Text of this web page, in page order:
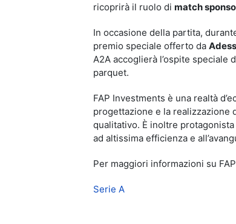
ricoprirà il ruolo di match
In occasione della partita,
premio speciale offerto da
A2A accoglierà l’ospite speciale
parquet.
FAP Investments è una realtà
progettazione e la realizzazione
qualitativo. È inoltre
ad altissima efficienza e
Per maggiori informazioni su
Serie A